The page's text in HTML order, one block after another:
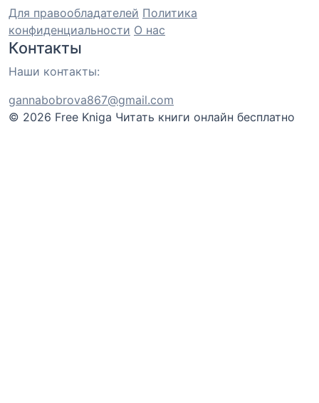
Для правообладателей Политика
конфиденциальности О нас
Контакты
Наши контакты:
gannabobrova867@gmail.com
© 2026 Free Kniga Читать книги онлайн бесплатно